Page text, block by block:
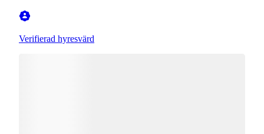
Verifierad hyresvärd